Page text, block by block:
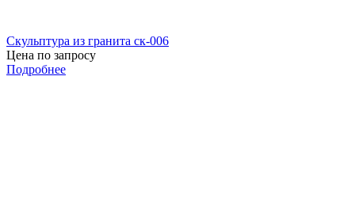
Скульптура из гранита ск-006
Цена по запросу
Подробнее